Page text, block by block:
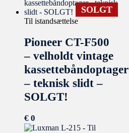
SOLGT
Til istandsættelse
Pioneer CT-F500
– velholdt vintage
kassettebåndoptager
– teknisk slidt –
SOLGT!
€ 0